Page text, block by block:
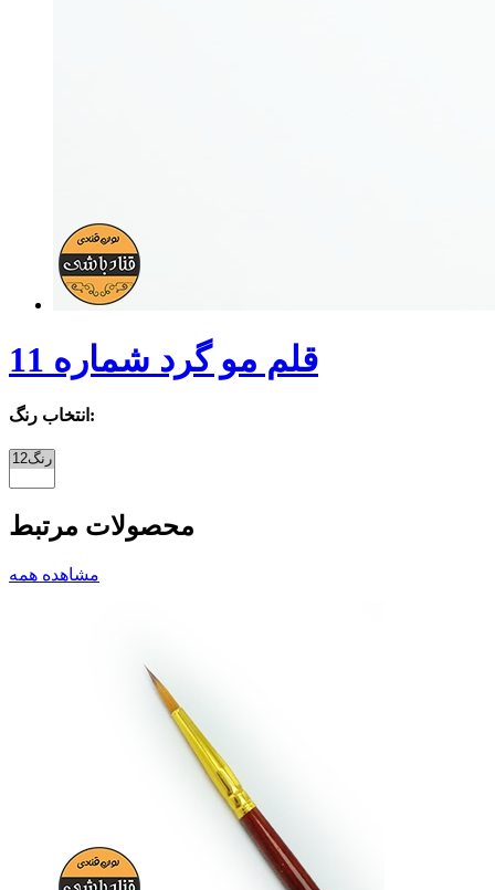
قلم مو گرد شماره 11
انتخاب رنگ:
محصولات مرتبط
مشاهده همه